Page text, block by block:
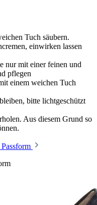
Tuch säubern.
einwirken lassen
nur mit einer feinen und
pflegen
einem weichen Tuch
bitte lichtgeschützt
Aus diesem Grund so